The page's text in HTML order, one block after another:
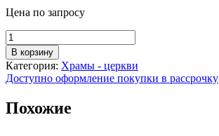
Цена по запросу
Количество
товара
Памятник
храм-015
В корзину
Категория: Храмы - церкви
Доступно оформление покупки в рассрочку
Похожие